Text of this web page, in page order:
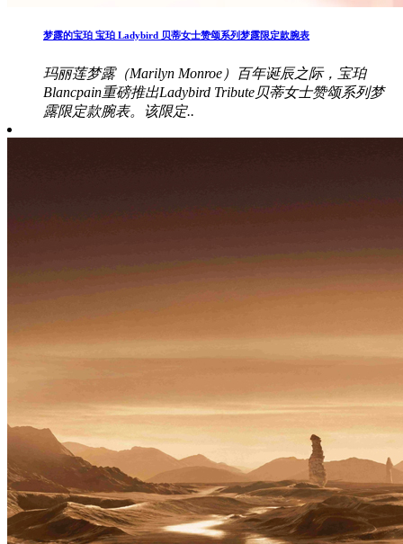
梦露的宝珀 宝珀 Ladybird 贝蒂女士赞颂系列梦露限定款腕表
玛丽莲梦露（Marilyn Monroe）百年诞辰之际，宝珀
Blancpain重磅推出Ladybird Tribute贝蒂女士赞颂系列梦
露限定款腕表。该限定..